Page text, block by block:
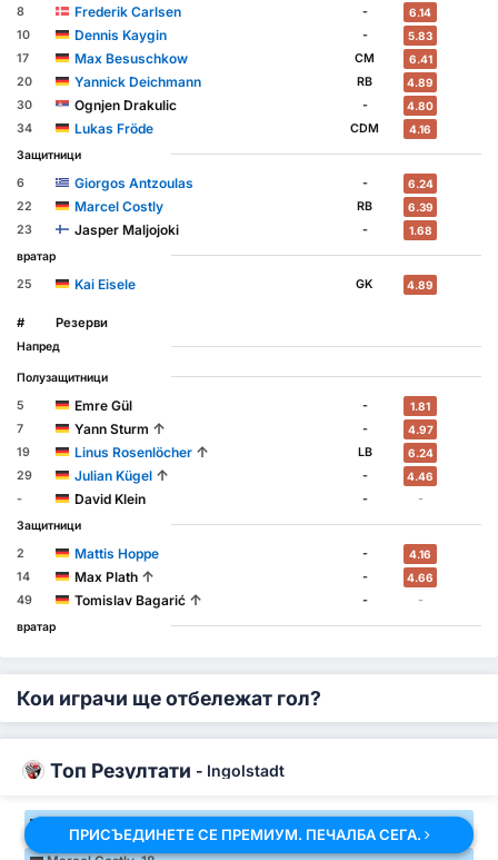
8
Frederik Carlsen - 6.14
10 Dennis Kaygin - 5.83
17 Max Besuschkow CM 6.41
20 Yannick Deichmann RB 4.89
30 Ognjen Drakulic - 4.80
34 Lukas Fröde CDM 4.16
Защитници
6
Giorgos Antzoulas - 6.24
22 Marcel Costly RB 6.39
23 Jasper Maljojoki - 1.68
вратар
25
Kai Eisele GK 4.89
# Резерви
Напред
Полузащитници
5
Emre Gül - 1.81
7 Yann Sturm ↑ - 4.97
19 Linus Rosenlöcher ↑ LB 6.24
29 Julian Kügel ↑ - 4.46
- David Klein -
-
Защитници
2
Mattis Hoppe - 4.16
14 Max Plath ↑ - 4.66
49 Tomislav Bagarić ↑ -
-
вратар
Кои играчи ще отбележат гол?
Топ Резултати - Ingolstadt
ПРИСЪЕДИНЕТЕ СЕ ПРЕМИУМ. ПЕЧАЛБА СЕГА.